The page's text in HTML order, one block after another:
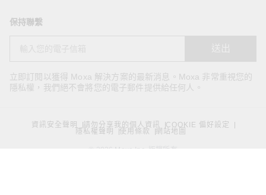
保持聯繫
立即訂閱以獲得 Moxa 解決方案的最新消息。Moxa 非常重視您的
隱私權，我們絕不會將您的電子郵件提供給任何人。
資訊安全聲明 請勿分享我的個人資訊 COOKIE 偏好設定
隱私權聲明 使用條款 網站地圖
© 2026 Moxa Inc. 版權所有